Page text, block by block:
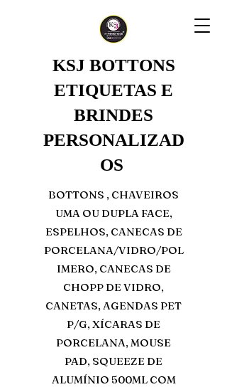
KSJ BOTTONS
ETIQUETAS E
BRINDES
PERSONALIZAD
OS
BOTTONS , CHAVEIROS
UMA OU DUPLA FACE,
ESPELHOS, CANECAS DE
PORCELANA/VIDRO/POL
IMERO, CANECAS DE
CHOPP DE VIDRO,
CANETAS, AGENDAS PET
P/G, XÍCARAS DE
PORCELANA, MOUSE
PAD, SQUEEZE DE
ALUMÍNIO 500ML COM